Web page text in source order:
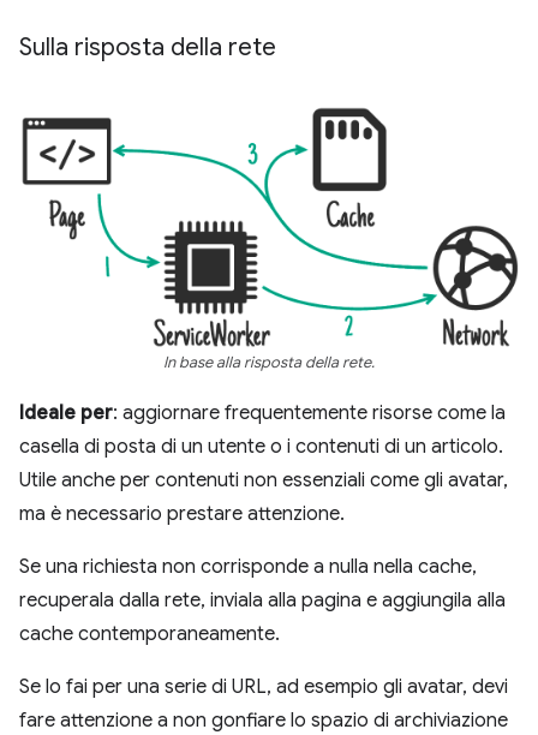
Sulla risposta della rete
In base alla risposta della rete.
Ideale per: aggiornare frequentemente risorse come la
casella di posta di un utente o i contenuti di un articolo.
Utile anche per contenuti non essenziali come gli avatar,
ma è necessario prestare attenzione.
Se una richiesta non corrisponde a nulla nella cache,
recuperala dalla rete, inviala alla pagina e aggiungila alla
cache contemporaneamente.
Se lo fai per una serie di URL, ad esempio gli avatar, devi
fare attenzione a non gonfiare lo spazio di archiviazione